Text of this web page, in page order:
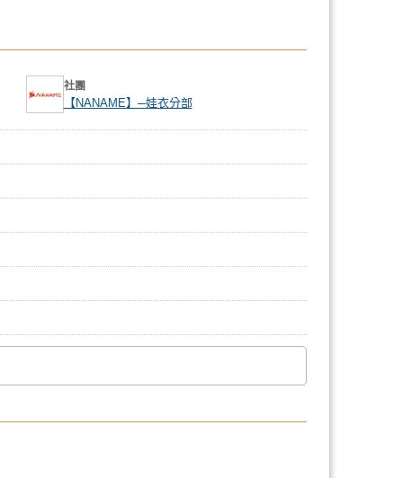
社團
【NANAME】─娃衣分部